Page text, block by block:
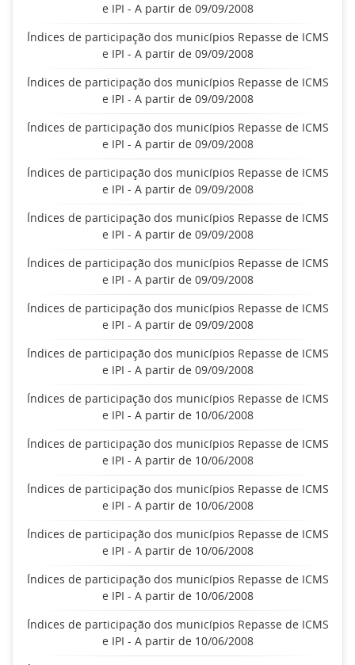
e IPI - A partir de 09/09/2008
Índices de participação dos municípios Repasse de ICMS
e IPI - A partir de 09/09/2008
Índices de participação dos municípios Repasse de ICMS
e IPI - A partir de 09/09/2008
Índices de participação dos municípios Repasse de ICMS
e IPI - A partir de 09/09/2008
Índices de participação dos municípios Repasse de ICMS
e IPI - A partir de 09/09/2008
Índices de participação dos municípios Repasse de ICMS
e IPI - A partir de 09/09/2008
Índices de participação dos municípios Repasse de ICMS
e IPI - A partir de 09/09/2008
Índices de participação dos municípios Repasse de ICMS
e IPI - A partir de 09/09/2008
Índices de participação dos municípios Repasse de ICMS
e IPI - A partir de 09/09/2008
Índices de participação dos municípios Repasse de ICMS
e IPI - A partir de 10/06/2008
Índices de participação dos municípios Repasse de ICMS
e IPI - A partir de 10/06/2008
Índices de participação dos municípios Repasse de ICMS
e IPI - A partir de 10/06/2008
Índices de participação dos municípios Repasse de ICMS
e IPI - A partir de 10/06/2008
Índices de participação dos municípios Repasse de ICMS
e IPI - A partir de 10/06/2008
Índices de participação dos municípios Repasse de ICMS
e IPI - A partir de 10/06/2008